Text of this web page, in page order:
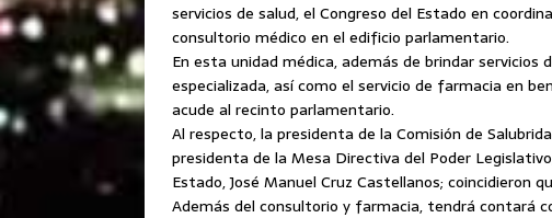
servicios de salud, el Congreso del Estado en
consultorio médico en el edificio parlamentario.
En esta unidad médica, además de brindar
especializada, así como el servicio de farmacia en
acude al recinto parlamentario.
Al respecto, la presidenta de la Comisión de
presidenta de la Mesa Directiva del Poder
Estado, José Manuel Cruz Castellanos; coincidieron
Además del consultorio y farmacia, tendrá contará